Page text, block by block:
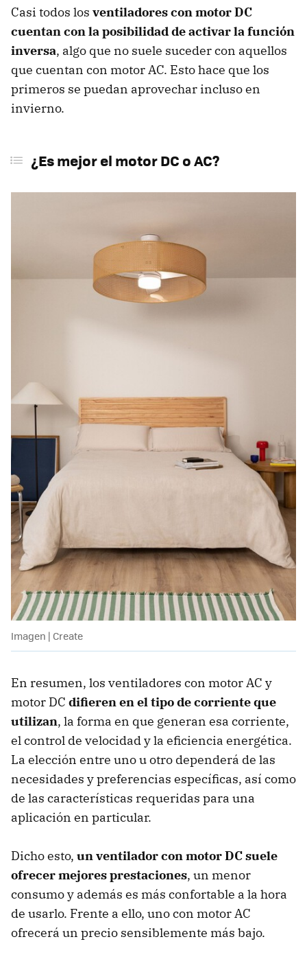
Casi todos los ventiladores con motor DC
cuentan con la posibilidad de activar la función
inversa, algo que no suele suceder con aquellos
que cuentan con motor AC. Esto hace que los
primeros se puedan aprovechar incluso en
invierno.
¿Es mejor el motor DC o AC?
Imagen | Create
En resumen, los ventiladores con motor AC y
motor DC difieren en el tipo de corriente que
utilizan, la forma en que generan esa corriente,
el control de velocidad y la eficiencia energética.
La elección entre uno u otro dependerá de las
necesidades y preferencias específicas, así como
de las características requeridas para una
aplicación en particular.
Dicho esto, un ventilador con motor DC suele
ofrecer mejores prestaciones, un menor
consumo y además es más confortable a la hora
de usarlo. Frente a ello, uno con motor AC
ofrecerá un precio sensiblemente más bajo.